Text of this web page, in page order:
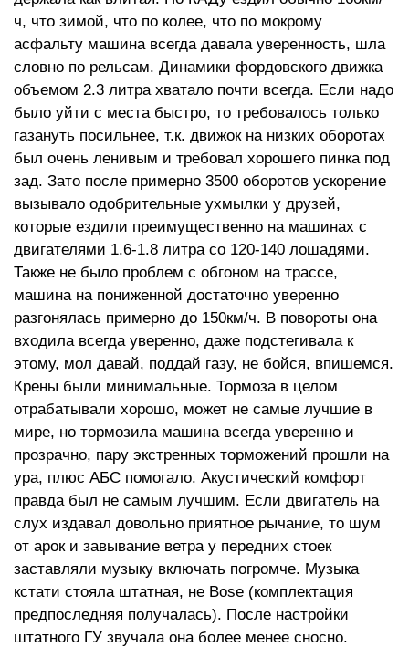
ч, что зимой, что по колее, что по мокрому
асфальту машина всегда давала уверенность, шла
словно по рельсам. Динамики фордовского движка
объемом 2.3 литра хватало почти всегда. Если надо
было уйти с места быстро, то требовалось только
газануть посильнее, т.к. движок на низких оборотах
был очень ленивым и требовал хорошего пинка под
зад. Зато после примерно 3500 оборотов ускорение
вызывало одобрительные ухмылки у друзей,
которые ездили преимущественно на машинах с
двигателями 1.6-1.8 литра со 120-140 лошадями.
Также не было проблем с обгоном на трассе,
машина на пониженной достаточно уверенно
разгонялась примерно до 150км/ч. В повороты она
входила всегда уверенно, даже подстегивала к
этому, мол давай, поддай газу, не бойся, впишемся.
Крены были минимальные. Тормоза в целом
отрабатывали хорошо, может не самые лучшие в
мире, но тормозила машина всегда уверенно и
прозрачно, пару экстренных торможений прошли на
ура, плюс АБС помогало. Акустический комфорт
правда был не самым лучшим. Если двигатель на
слух издавал довольно приятное рычание, то шум
от арок и завывание ветра у передних стоек
заставляли музыку включать погромче. Музыка
кстати стояла штатная, не Bose (комплектация
предпоследняя получалась). После настройки
штатного ГУ звучала она более менее сносно.